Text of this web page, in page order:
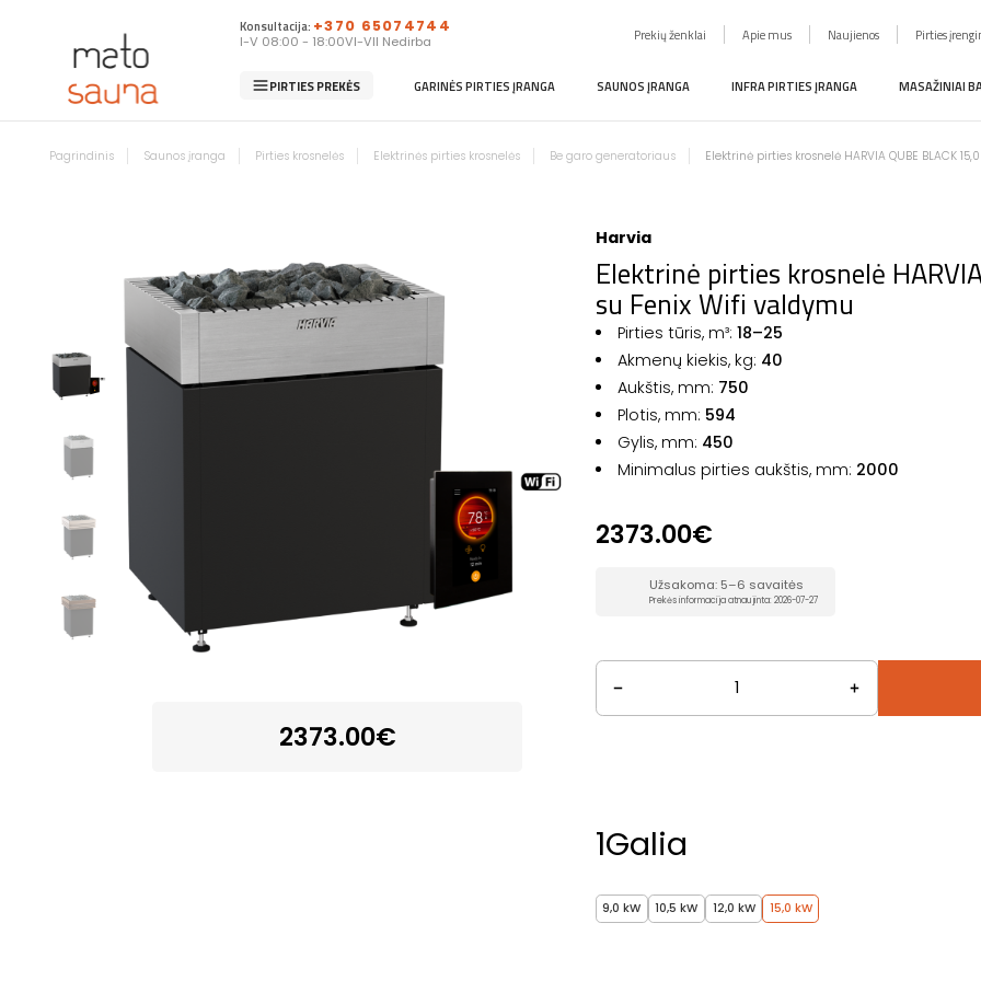
Konsultacija: +370 65074744
I-V 08:00 - 18:00VI-VII Nedirba Prekių ženklai Apie mus Naujienos Pirties
PIRTIES PREKĖS GARINĖS PIRTIES ĮRANGA SAUNOS ĮRANGA INFRA PIRTIES ĮRANGA MASAŽINIAI
Pagrindinis Saunos įranga Pirties krosnelės Elektrinės pirties krosnelės Be garo generatoriaus Elektrinė pirties krosnelė HARVIA QUBE BLACK
2373.00€
Harvia
Elektrinė pirties krosnelė
su Fenix Wifi valdymu
Pirties tūris, m³: 18–25
Akmenų kiekis, kg: 40
Aukštis, mm: 750
Plotis, mm: 594
Gylis, mm: 450
Minimalus pirties aukštis, mm: 2000
2373.00€
Užsakoma: 5–6 savaitės
Prekės informacija atnaujinta: 2026-07-27
1Galia
9,0 kW 10,5 kW 12,0 kW 15,0 kW